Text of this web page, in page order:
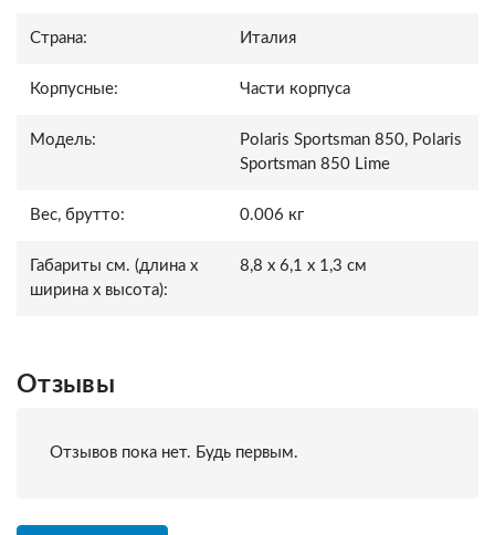
Страна: Италия
Корпусные: Части корпуса
Модель:
Polaris Sportsman 850, Polaris
Sportsman 850 Lime
Вес, брутто: 0.006 кг
Габариты см. (длина x
ширина x высота):
8,8 x 6,1 x 1,3 см
Отзывы
Отзывов пока нет. Будь первым.